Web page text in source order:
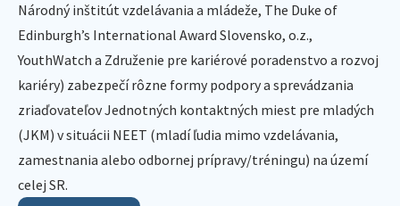
Národný inštitút vzdelávania a mládeže, The Duke of
Edinburgh’s International Award Slovensko, o.z.,
YouthWatch a Združenie pre kariérové poradenstvo a rozvoj
kariéry) zabezpečí rôzne formy podpory a sprevádzania
zriaďovateľov Jednotných kontaktných miest pre mladých
(JKM) v situácii NEET (mladí ľudia mimo vzdelávania,
zamestnania alebo odbornej prípravy/tréningu) na území
celej SR.